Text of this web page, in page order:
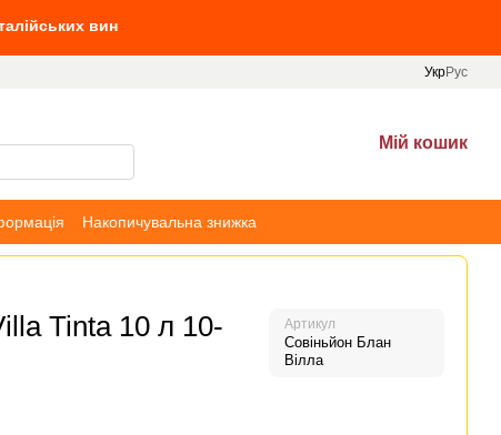
вин від 10 л вин, та Villa Tinta від 690 грн
УкрРус
Мій кошик
Накопичувальна знижка
Tinta 10 л 10-
Артикул
Совіньйон Блан
Вілла